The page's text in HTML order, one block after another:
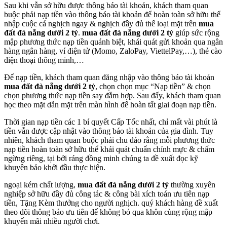
Sau khi vẫn sở hữu được thông báo tài khoản, khách tham quan
buộc phải nạp tiền vào thông báo tài khoản để hoàn toàn sở hữu thể
nhập cuộc cá nghịch ngay & nghịch đầy đủ thể loại mặt trên mua
đất đà nẵng dưới 2 tỷ. mua đất đà nẵng dưới 2 tỷ giúp sức rộng
mập phương thức nạp tiền quánh biệt, khái quát gửi khoản qua ngân
hàng ngân hàng, ví điện tử (Momo, ZaloPay, ViettelPay,…), thẻ cào
điện thoại thông minh,…
Để nạp tiền, khách tham quan đăng nhập vào thông báo tài khoản
mua đất đà nẵng dưới 2 tỷ, chọn chọn mục “Nạp tiền” & chọn
chọn phương thức nạp tiền say đắm hợp. Sau đấy, khách tham quan
học theo mặt dẫn mặt trên màn hình để hoàn tất giai đoạn nạp tiền.
Thời gian nạp tiền các 1 bí quyết Cấp Tốc nhất, chỉ mất vài phút là
tiền vẫn được cập nhật vào thông báo tài khoản của gia đình. Tuy
nhiên, khách tham quan buộc phải chu đáo rằng mỗi phương thức
nạp tiền hoàn toàn sở hữu thể khái quát chuẩn chỉnh mực & chấm
ngừng riêng, tại bởi ráng đồng minh chúng ta đề xuất đọc kỹ
khuyên bảo khởi đầu thực hiện.
ngoại kém chất lượng, mua đất đà nẵng dưới 2 tỷ thường xuyên
nghiệp sở hữu đầy đủ công tác & công bài xích toán ưu tiên nạp
tiền, Tặng Kèm thưởng cho người nghịch. quý khách hàng đề xuất
theo dõi thông báo ưu tiên để không bỏ qua khôn cùng rộng mập
khuyến mãi nhiều người chơi.